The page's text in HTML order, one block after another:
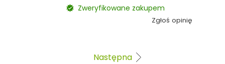
Zweryfikowane zakupem
Zgłoś opinię
Następna